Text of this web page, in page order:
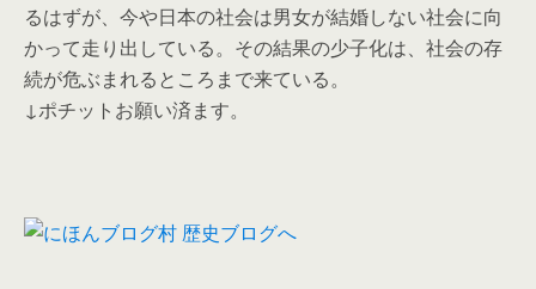
るはずが、今や日本の社会は男女が結婚しない社会に向
かって走り出している。その結果の少子化は、社会の存
続が危ぶまれるところまで来ている。
↓ポチットお願い済ます。